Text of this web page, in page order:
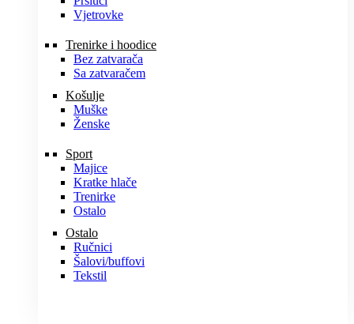
Vjetrovke
Trenirke i hoodice
Bez zatvarača
Sa zatvaračem
Košulje
Muške
Ženske
Sport
Majice
Kratke hlače
Trenirke
Ostalo
Ostalo
Ručnici
Šalovi/buffovi
Tekstil